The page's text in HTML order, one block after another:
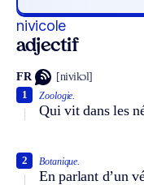
nivicole
adjectif
FR [nivikɔl]
Zoologie.
Qui vit dans les
1
Botanique.
En parlant d’un
2